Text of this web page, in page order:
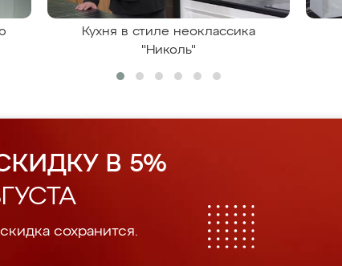
Кухня в стиле неоклассика
"Николь"
В 5%
сохранится.